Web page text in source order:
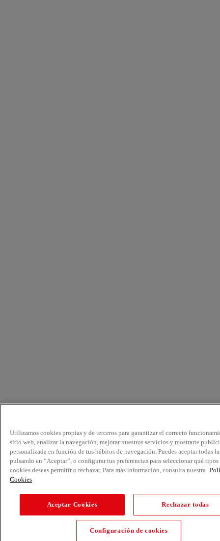
Utilizamos cookies propias y de terceros para garantizar el correcto
sitio web, analizar la navegación, mejorar nuestros servicios y mostrarte
personalizada en función de tus hábitos de navegación. Puedes aceptar todas
pulsando en “Aceptar”, o configurar tus preferencias para seleccionar qué tipos
cookies deseas permitir o rechazar. Para más información, consulta nuestra
Cookies
Aceptar Cookies Rechazar todas
Configuración de cookies